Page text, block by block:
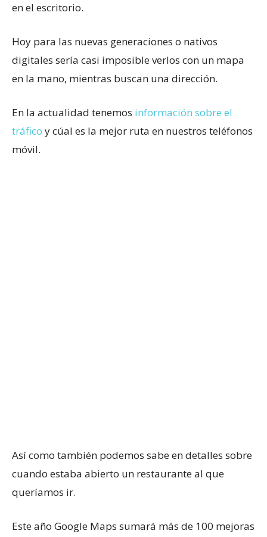
en el escritorio.
Hoy para las nuevas generaciones o nativos
digitales sería casi imposible verlos con un mapa
en la mano, mientras buscan una dirección.
En la actualidad tenemos información sobre el
tráfico y cúal es la mejor ruta en nuestros teléfonos
móvil.
Así como también podemos sabe en detalles sobre
cuando estaba abierto un restaurante al que
queríamos ir.
Este año Google Maps sumará más de 100 mejoras